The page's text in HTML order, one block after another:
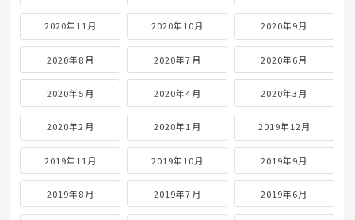
2020年11月 2020年10月 2020年9月
2020年8月 2020年7月 2020年6月
2020年5月 2020年4月 2020年3月
2020年2月 2020年1月 2019年12月
2019年11月 2019年10月 2019年9月
2019年8月 2019年7月 2019年6月